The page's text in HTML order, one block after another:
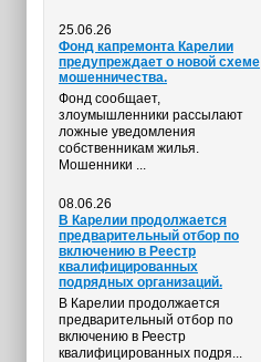
25.06.26
Фонд капремонта Карелии
предупреждает о новой схеме
мошенничества.
Фонд сообщает,
злоумышленники рассылают
ложные уведомления
собственникам жилья.
Мошенники ...
08.06.26
В Карелии продолжается
предварительный отбор по
включению в Реестр
квалифицированных
подрядных организаций.
В Карелии продолжается
предварительный отбор по
включению в Реестр
квалифицированных подря...